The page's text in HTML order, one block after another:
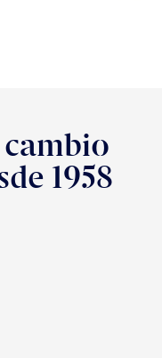
1958